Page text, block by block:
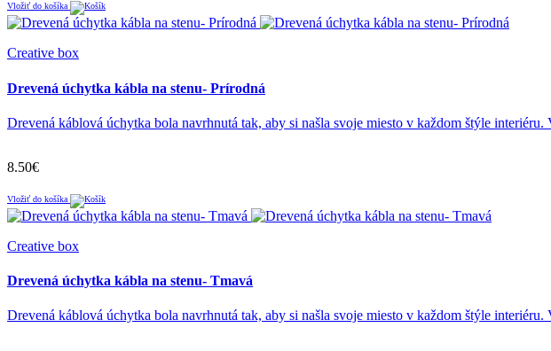
Vložiť do košíka
Creative box
Drevená úchytka kábla na stenu- Prírodná
Drevená káblová úchytka bola navrhnutá tak, aby si našla svoje miesto v každom štýle
8.50€
Vložiť do košíka
Creative box
Drevená úchytka kábla na stenu- Tmavá
Drevená káblová úchytka bola navrhnutá tak, aby si našla svoje miesto v každom štýle